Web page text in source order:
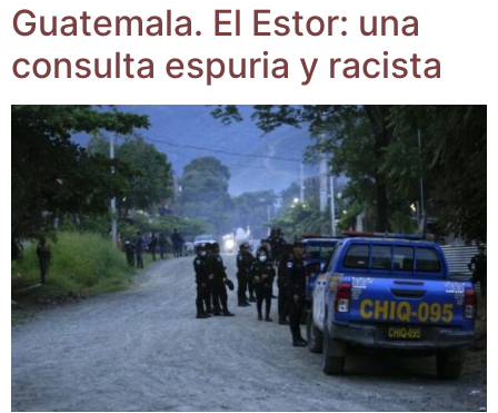
Gua­te­ma­la. El Estor: una
con­sul­ta espu­ria y racista